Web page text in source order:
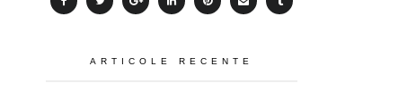
ARTICOLE RECENTE